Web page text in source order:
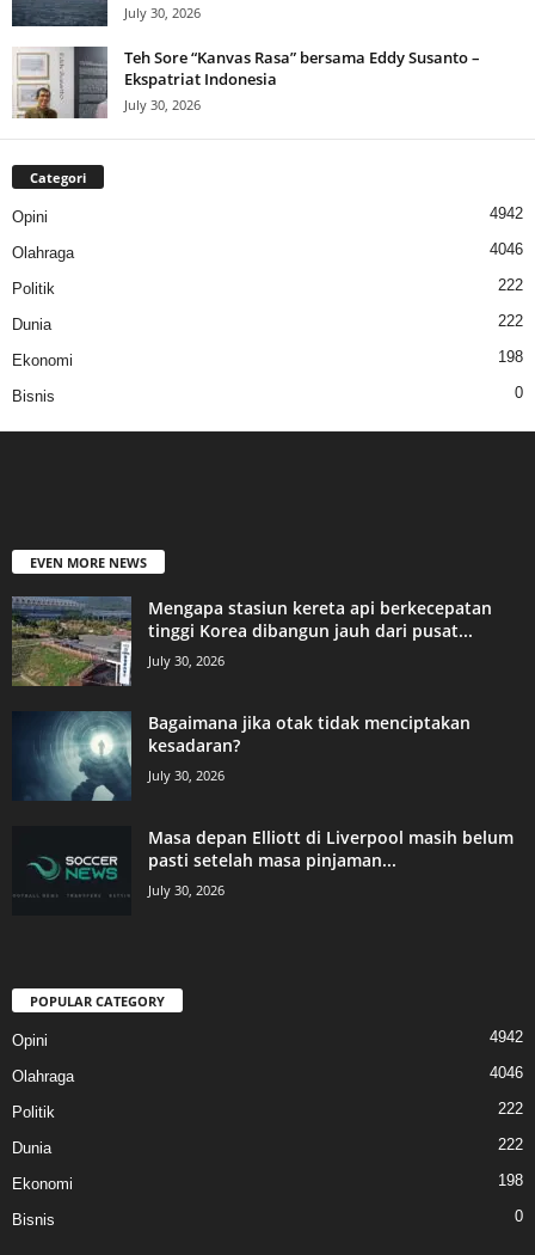
July 30, 2026
Teh Sore “Kanvas Rasa” bersama Eddy Susanto –
Ekspatriat Indonesia
July 30, 2026
Categori
Opini 4942
Olahraga 4046
Politik 222
Dunia 222
Ekonomi 198
Bisnis 0
EVEN MORE NEWS
Mengapa stasiun kereta api berkecepatan
tinggi Korea dibangun jauh dari pusat...
July 30, 2026
Bagaimana jika otak tidak menciptakan
kesadaran?
July 30, 2026
Masa depan Elliott di Liverpool masih belum
pasti setelah masa pinjaman...
July 30, 2026
POPULAR CATEGORY
Opini 4942
Olahraga 4046
Politik 222
Dunia 222
Ekonomi 198
Bisnis 0